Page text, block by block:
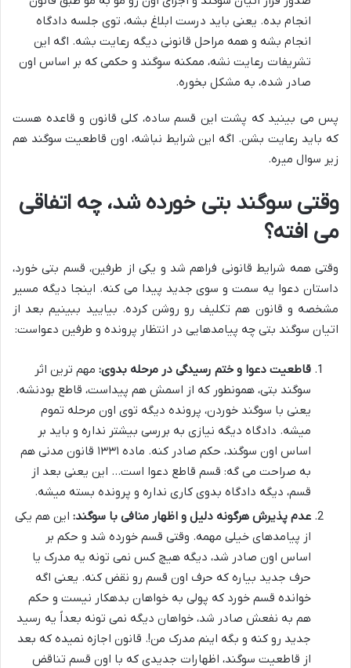
انجام بده. یعنی باید درست ابلاغ بشه، توی جلسه دادگاه
انجام بشه و همه مراحل قانونی دیگه رعایت بشه. اگه این
تشریفات رعایت نشه، ممکنه سوگند و حکمی که بر اساس اون
صادر شده، به مشکل بخوره.
پس می بینید که پشت این قسم ساده، کلی قانون و قاعده هست
که باید رعایت بشن. اگه این شرایط نباشه، اون قاطعیت سوگند هم
زیر سوال میره.
وقتی سوگند بتی خورده شد، چه اتفاقی
می افته؟
وقتی همه شرایط قانونی فراهم شد و یکی از طرفین، قسم بتی خورد،
داستان دعوا یه سمت و سوی جدید پیدا می کنه. اینجا دیگه مسیر
مشخصه و قانون هم تکلیف رو روشن کرده. بیایید ببینیم بعد از
اتیان سوگند بتی چه پیامدهایی در انتظار پرونده و طرفین دعواست:
قاطعیت دعوا و ختم رسیدگی در مرحله بدوی: مهم ترین اثر
سوگند بتی، همونطور که از اسمش هم پیداست، قاطع بودنشه.
یعنی با سوگند خوردن، پرونده دیگه توی اون مرحله تموم
میشه. دادگاه دیگه نیازی به بررسی بیشتر نداره و باید بر
اساس اون سوگند، حکم صادر کنه. ماده ۱۳۳۱ قانون مدنی هم
به صراحت می گه: قسم قاطع دعوا است… این یعنی بعد از
قسم، دیگه دادگاه بدوی کاری نداره و پرونده بسته میشه.
عدم پذیرش هرگونه دلیل و اظهار منافی با سوگند: این هم یکی
از پیامدهای خیلی مهمه. وقتی قسم خورده شد و حکم بر
اساس اون صادر شد، دیگه هیچ کس نمی تونه یه مدرک یا
حرف جدید بیاره که حرف اون قسم رو نقض کنه. یعنی اگه
خوانده قسم خورد که پولی به خواهان بدهکار نیست و حکم
هم به نفعش صادر شد، خواهان دیگه نمی تونه بعداً یه رسید
جدید رو کنه و بگه اینم مدرک من!. قانون اجازه نمیده که بعد
از قاطعیت سوگند، اظهارات جدیدی که با اون قسم تناقض